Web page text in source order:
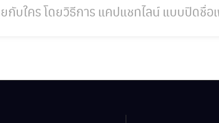
บใคร โดยวิธีการ แคปแชทไลน์ แบบปิดชื่อเ